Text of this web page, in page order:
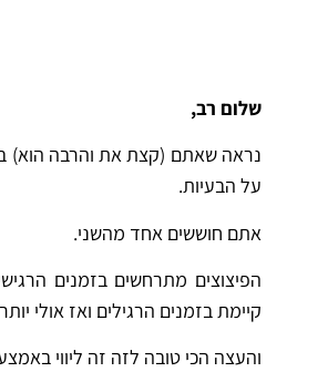
שלום רב,
נראה שאתם (קצת את והרבה הוא)
על הבעיות.
אתם חוששים אחד מהשני.
הפיצוצים מתרחשים בזמנים
קיימת בזמנים הרגילים ואז אולי
והעצה הכי טובה לזה זה ליווי